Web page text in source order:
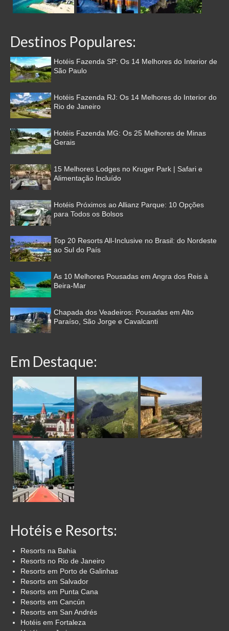
Destinos Populares:
Hotéis Fazenda SP: Os 14 Melhores do Interior de
São Paulo
Hotéis Fazenda RJ: Os 14 Melhores do Interior do
Rio de Janeiro
Hotéis Fazenda MG: Os 25 Melhores de Minas
Gerais
15 Melhores Lodges no Kruger Park | Safari e
Alimentação Incluído
Hotéis Próximos ao Allianz Parque: 10 Opções
para Todos os Bolsos
Top 20 Resorts All-Inclusive no Brasil: do Nordeste
ao Sul do País
As 10 Melhores Pousadas em Angra dos Reis à
Beira-Mar
Chapada dos Veadeiros: Pousadas em Alto
Paraíso, São Jorge e Cavalcanti
Em Destaque:
Hotéis e Resorts:
Resorts na Bahia
Resorts no Rio de Janeiro
Resorts em Porto de Galinhas
Resorts em Salvador
Resorts em Punta Cana
Resorts em Cancún
Resorts em San Andrés
Hotéis em Fortaleza